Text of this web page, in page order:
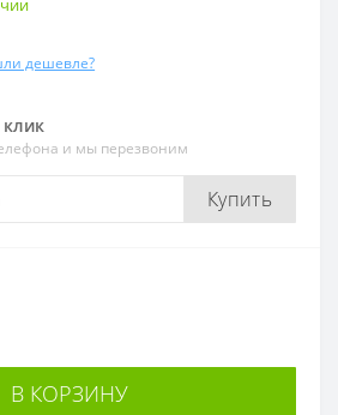
дешевле?
и мы перезвоним
Купить
В КОРЗИНУ